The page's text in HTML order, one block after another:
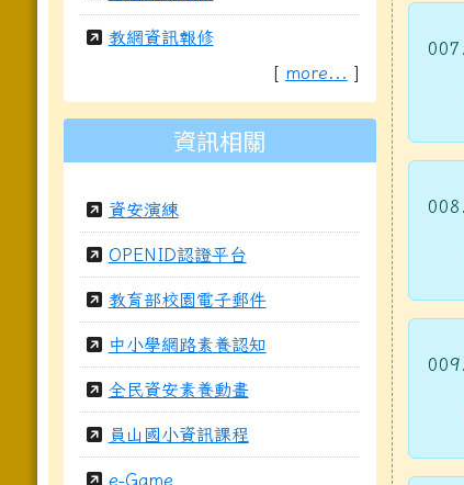
教網資訊報修
[ more... ]
資訊相關
資安演練
OPENID認證平台
教育部校園電子郵件
中小學網路素養認知
全民資安素養動畫
員山國小資訊課程
e-Game
007.
008.
009.